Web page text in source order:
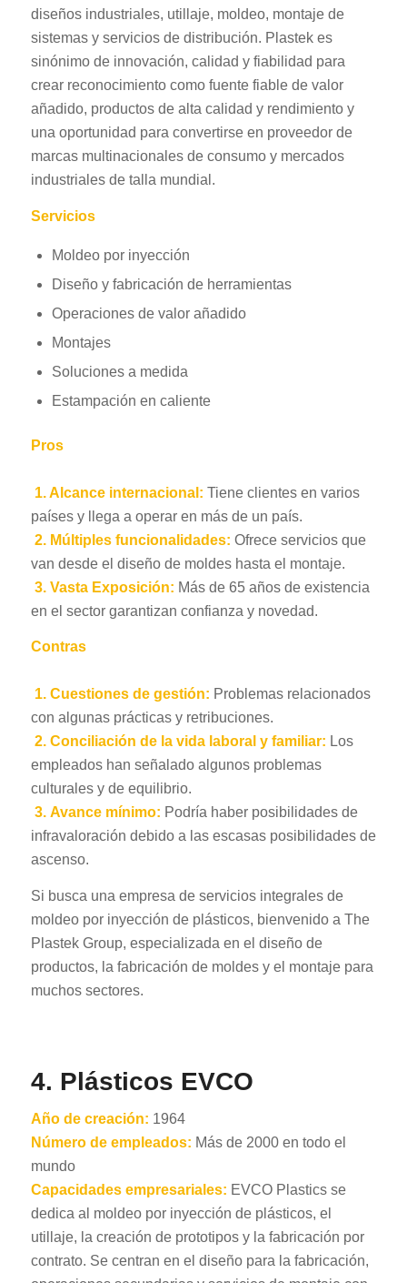
diseños industriales, utillaje, moldeo, montaje de
sistemas y servicios de distribución. Plastek es
sinónimo de innovación, calidad y fiabilidad para
crear reconocimiento como fuente fiable de valor
añadido, productos de alta calidad y rendimiento y
una oportunidad para convertirse en proveedor de
marcas multinacionales de consumo y mercados
industriales de talla mundial.
Servicios
Moldeo por inyección
Diseño y fabricación de herramientas
Operaciones de valor añadido
Montajes
Soluciones a medida
Estampación en caliente
Pros
1. Alcance internacional: Tiene clientes en varios
países y llega a operar en más de un país.
2. Múltiples funcionalidades: Ofrece servicios que
van desde el diseño de moldes hasta el montaje.
3. Vasta Exposición: Más de 65 años de existencia
en el sector garantizan confianza y novedad.
Contras
1. Cuestiones de gestión: Problemas relacionados
con algunas prácticas y retribuciones.
2. Conciliación de la vida laboral y familiar: Los
empleados han señalado algunos problemas
culturales y de equilibrio.
3. Avance mínimo: Podría haber posibilidades de
infravaloración debido a las escasas posibilidades de
ascenso.
Si busca una empresa de servicios integrales de
moldeo por inyección de plásticos, bienvenido a The
Plastek Group, especializada en el diseño de
productos, la fabricación de moldes y el montaje para
muchos sectores.
4. Plásticos EVCO
Año de creación: 1964
Número de empleados: Más de 2000 en todo el
mundo
Capacidades empresariales: EVCO Plastics se
dedica al moldeo por inyección de plásticos, el
utillaje, la creación de prototipos y la fabricación por
contrato. Se centran en el diseño para la fabricación,